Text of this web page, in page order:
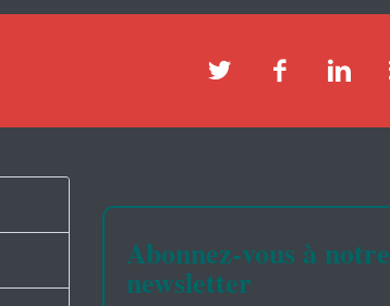
Abonnez-vous à notre
newsletter